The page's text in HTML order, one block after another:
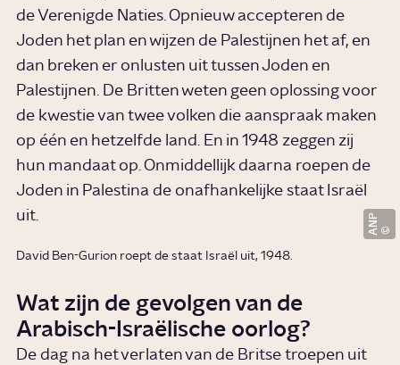
de Verenigde Naties. Opnieuw accepteren de
Joden het plan en wijzen de Palestijnen het af, en
dan breken er onlusten uit tussen Joden en
Palestijnen. De Britten weten geen oplossing voor
de kwestie van twee volken die aanspraak maken
op één en hetzelfde land. En in 1948 zeggen zij
hun mandaat op. Onmiddellijk daarna roepen de
Joden in Palestina de onafhankelijke staat Israël
uit.
ANP
David Ben-Gurion roept de staat Israël uit, 1948.
Wat zijn de gevolgen van de
Arabisch-Israëlische oorlog?
De dag na het verlaten van de Britse troepen uit